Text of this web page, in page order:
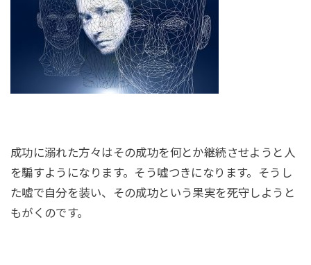
成功に溺れた方々はその成功を何とか継続させようと人
を騙すようになります。そう嘘つきになります。そうし
た嘘で自分を装い、その成功という果実を死守しようと
もがくのです。